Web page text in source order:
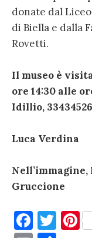
donate dal
di Biella e dalla
Rovetti.
Il museo è v
ore 14:30 alle
Idillio,
Luca Verdina
Gruccione
F T